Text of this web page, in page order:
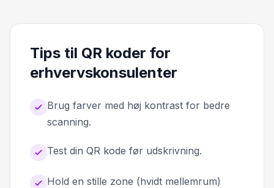
Tips til QR koder for
erhvervskonsulenter
Brug farver med høj kontrast for bedre
scanning.
Test din QR kode før udskrivning.
Hold en stille zone (hvidt mellemrum)